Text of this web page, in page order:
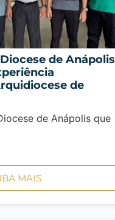
de Anápolis
de
de Anápolis que
MAIS